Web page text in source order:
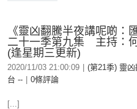
《靈凶翻騰半夜講呢啲：
二十一季第九集 主持：
(逢星期三更新)
2020/11/03 21:00:09 (第21季) 靈
台 --
0條評論
[...]